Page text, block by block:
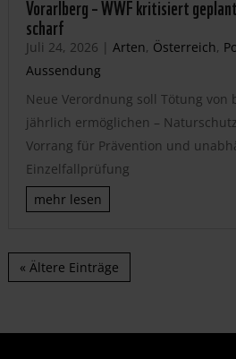
Vorarlberg – WWF kritisiert
scharf
Juli 24, 2026 | Arten, Österreich,
Aussendung
Neue Verordnung soll Tötung von
jährlich ermöglichen –
Vorrang für Prävention und
Einzelfallprüfung
mehr lesen
« Ältere Einträge